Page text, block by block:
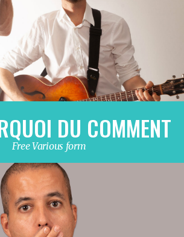
Free Various form
DU COMMENT